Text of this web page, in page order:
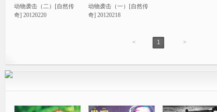
动物袭击（二）[自然传
奇] 20120220
动物袭击（一）[自然传
奇] 20120218
< 1 >